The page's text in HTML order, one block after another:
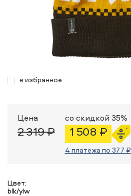
в избранное
Цена
2 319 ₽
со скидкой 35%
1 508 ₽
4 платежа по 377 ₽
Цвет:
blk/ylw